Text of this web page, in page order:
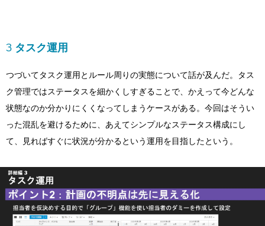
3 タスク運用
つづいてタスク運用とルール周りの実態について話が及んだ。タス
ク管理ではステータスを細かくしすぎることで、かえって今どんな
状態なのか分かりにくくなってしまうケースがある。今回はそうい
った混乱を避けるために、あえてシンプルなステータス構成にし
て、見ればすぐに状況が分かるという運用を目指したという。